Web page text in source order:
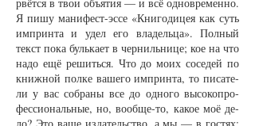
Я пи­шу ма­ни­фест-эс­се «Кни­го­ди­цея как суть
им­прин­та и удел его вла­дель­ца». Пол­ный
текст по­ка буль­ка­ет в чер­ниль­ни­це; кое на что
на­до ещё ре­шить­ся. Что до мо­их со­се­дей по
книж­ной пол­ке ва­ше­го им­прин­та, то пи­са­те­
ли у вас со­бра­ны все до од­но­го вы­со­коп­ро­
фес­си­о­наль­ные, но, во­об­ще-то, ка­кое моё де­